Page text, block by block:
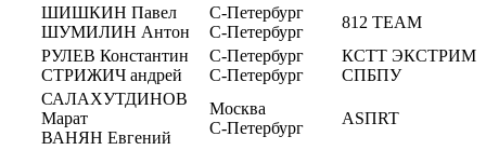
ШИШКИН Павел
ШУМИЛИН Антон
С-Петербург
С-Петербург
812 TEAM
РУЛЕВ Константин
СТРИЖИЧ андрей
С-Петербург
С-Петербург
КСТТ ЭКСТРИМ
СПБПУ
САЛАХУТДИНОВ
Марат
ВАНЯН Евгений
Москва
С-Петербург
ASПRT